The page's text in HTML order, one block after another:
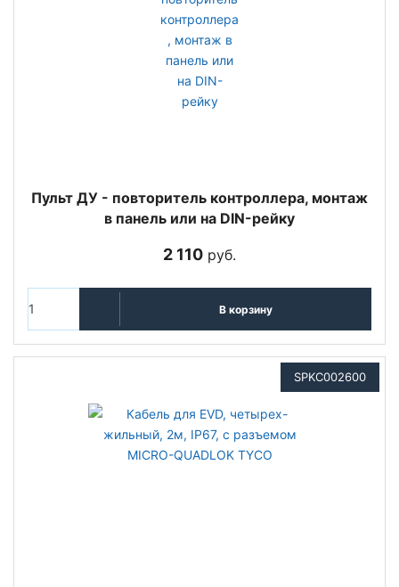
Пульт ДУ - повторитель контроллера, монтаж
в панель или на DIN-рейку
2 110 руб.
В корзину
SPKC002600